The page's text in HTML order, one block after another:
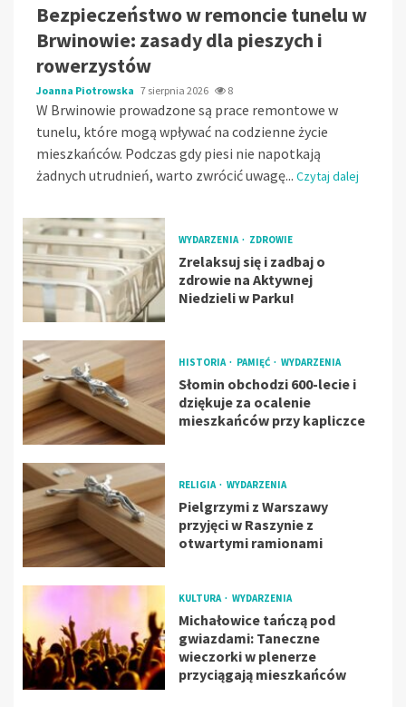
Bezpieczeństwo w remoncie tunelu w
Brwinowie: zasady dla pieszych i
rowerzystów
Joanna Piotrowska 7 sierpnia 2026 8
W Brwinowie prowadzone są prace remontowe w
tunelu, które mogą wpływać na codzienne życie
mieszkańców. Podczas gdy piesi nie napotkają
żadnych utrudnień, warto zwrócić uwagę... Czytaj dalej
WYDARZENIA ZDROWIE
Zrelaksuj się i zadbaj o
zdrowie na Aktywnej
Niedzieli w Parku!
HISTORIA PAMIĘĆ WYDARZENIA
Słomin obchodzi 600-lecie i
dziękuje za ocalenie
mieszkańców przy kapliczce
RELIGIA WYDARZENIA
Pielgrzymi z Warszawy
przyjęci w Raszynie z
otwartymi ramionami
KULTURA WYDARZENIA
Michałowice tańczą pod
gwiazdami: Taneczne
wieczorki w plenerze
przyciągają mieszkańców